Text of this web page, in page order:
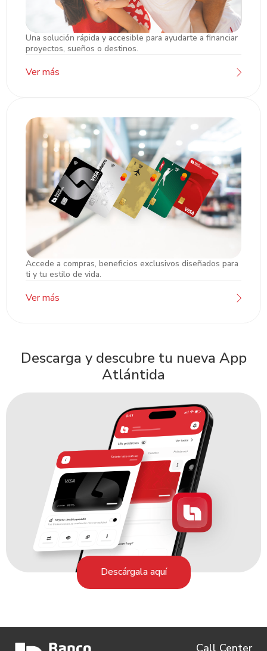
Préstamos
Una solución rápida y accesible para ayudarte a financiar
proyectos, sueños o destinos.
Ver más
Tarjetas de Crédito
Accede a compras, beneficios exclusivos diseñados para
ti y tu estilo de vida.
Ver más
Descarga y descubre tu nueva App
Atlántida
Descárgala aquí
Call Center